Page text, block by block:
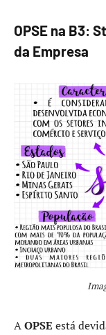
OPSE na B3:
da Empresa
AOPSE está